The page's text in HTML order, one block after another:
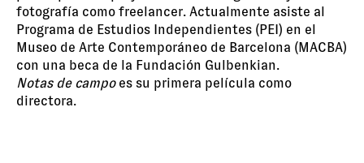
fotografía como freelancer. Actualmente asiste al
Programa de Estudios Independientes (PEI) en el
Museo de Arte Contemporáneo de Barcelona (MACBA)
con una beca de la Fundación Gulbenkian.
Notas de campoes su primera película como
directora.